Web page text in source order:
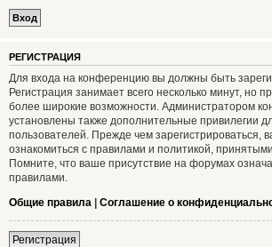
РЕГИСТРАЦИЯ
Для входа на конференцию вы должны быть
Регистрация занимает всего несколько минут, но
более широкие возможности. Администратором
установлены также дополнительные привилегии
пользователей. Прежде чем зарегистрироваться,
ознакомиться с правилами и политикой,
Помните, что ваше присутствие на форумах
правилами.
Общие правила | Соглашение о
Регистрация